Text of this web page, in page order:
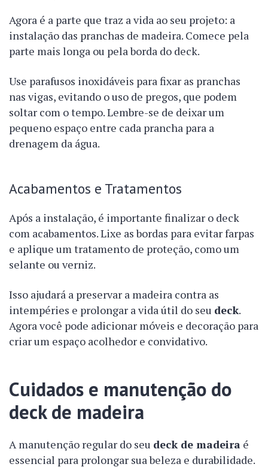
Agora é a parte que traz a vida ao seu projeto: a
instalação das pranchas de madeira. Comece pela
parte mais longa ou pela borda do deck.
Use parafusos inoxidáveis para fixar as pranchas
nas vigas, evitando o uso de pregos, que podem
soltar com o tempo. Lembre-se de deixar um
pequeno espaço entre cada prancha para a
drenagem da água.
Acabamentos e Tratamentos
Após a instalação, é importante finalizar o deck
com acabamentos. Lixe as bordas para evitar farpas
e aplique um tratamento de proteção, como um
selante ou verniz.
Isso ajudará a preservar a madeira contra as
intempéries e prolongar a vida útil do seu deck.
Agora você pode adicionar móveis e decoração para
criar um espaço acolhedor e convidativo.
Cuidados e manutenção do
deck de madeira
A manutenção regular do seu deck de madeira é
essencial para prolongar sua beleza e durabilidade.